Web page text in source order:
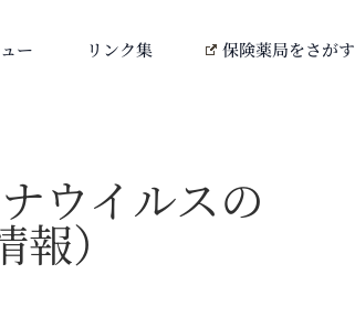
ー リンク集 保険薬局をさがす
ウイルスの
）